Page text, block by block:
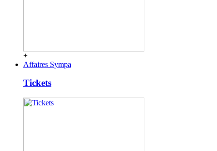
+
Affaires Sympa
Tickets